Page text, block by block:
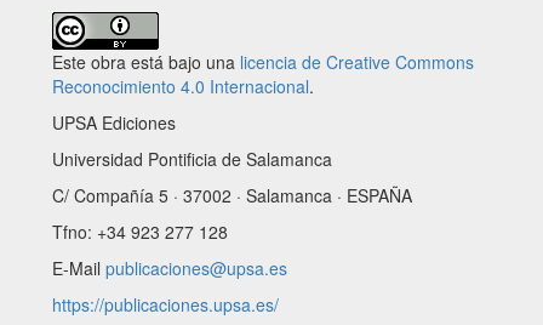
Este obra está bajo una licencia de Creative Commons
Reconocimiento 4.0 Internacional.
UPSA Ediciones
Universidad Pontificia de Salamanca
C/ Compañía 5 · 37002 · Salamanca · ESPAÑA
Tfno: +34 923 277 128
E-Mail publicaciones@upsa.es
https://publicaciones.upsa.es/